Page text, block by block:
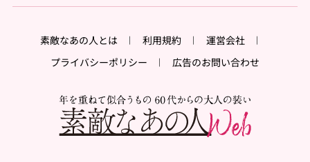
素敵なあの人とは 利用規約
運営会社
プライバシーポリシー
広告のお問い合わせ